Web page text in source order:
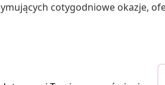
cotygodniowe okazje,